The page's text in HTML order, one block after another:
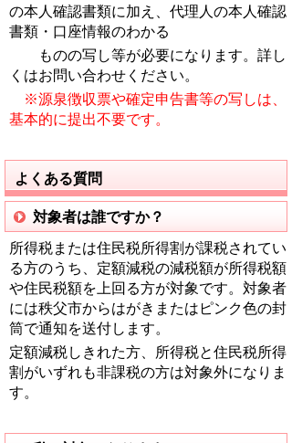
の本人確認書類に加え、代理人の本人確認
書類・口座情報のわかる
ものの写し等が必要になります。詳し
くはお問い合わせください。
※源泉徴収票や確定申告書等の写しは、
基本的に提出不要です。
よくある質問
対象者は誰ですか？
所得税または住民税所得割が課税されてい
る方のうち、定額減税の減税額が所得税額
や住民税額を上回る方が対象です。対象者
には秩父市からはがきまたはピンク色の封
筒で通知を送付します。
定額減税しきれた方、所得税と住民税所得
割がいずれも非課税の方は対象外になりま
す。